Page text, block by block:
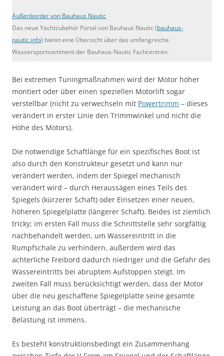
Außenborder von Bauhaus Nautic
Das neue Yachtzubehör Portal von Bauhaus Nautic (bauhaus-
nautic.info) bietet eine Übersicht über das umfangreiche
Wassersportsortiment der Bauhaus-Nautic Fachcentren.
Bei extremen Tuningmaßnahmen wird der Motor höher
montiert oder über einen speziellen Motorlift sogar
verstellbar (nicht zu verwechseln mit Powertrimm – dieses
verändert in erster Linie den Trimmwinkel und nicht die
Höhe des Motors).
Die notwendige Schaftlänge für ein spezifisches Boot ist
also durch den Konstrukteur gesetzt und kann nur
verändert werden, indem der Spiegel mechanisch
verändert wird – durch Heraussägen eines Teils des
Spiegels (kürzerer Schaft) oder Einsetzen einer neuen,
höheren Spiegelplatte (längerer Schaft). Beides ist ziemlich
tricky; im ersten Fall muss die Schnittstelle sehr sorgfältig
nachbehandelt werden, um Wassereintritt in die
Rumpfschale zu verhindern, außerdem wird das
achterliche Freibord dadurch niedriger und die Gefahr des
Wassereintritts bei abruptem Aufstoppen steigt. Im
zweiten Fall muss berücksichtigt werden, dass der Motor
über die neu geschaffene Spiegelplatte seine gesamte
Leistung an das Boot überträgt – die mechanische
Belastung ist immens.
Es besteht konstruktionsbedingt ein Zusammenhang